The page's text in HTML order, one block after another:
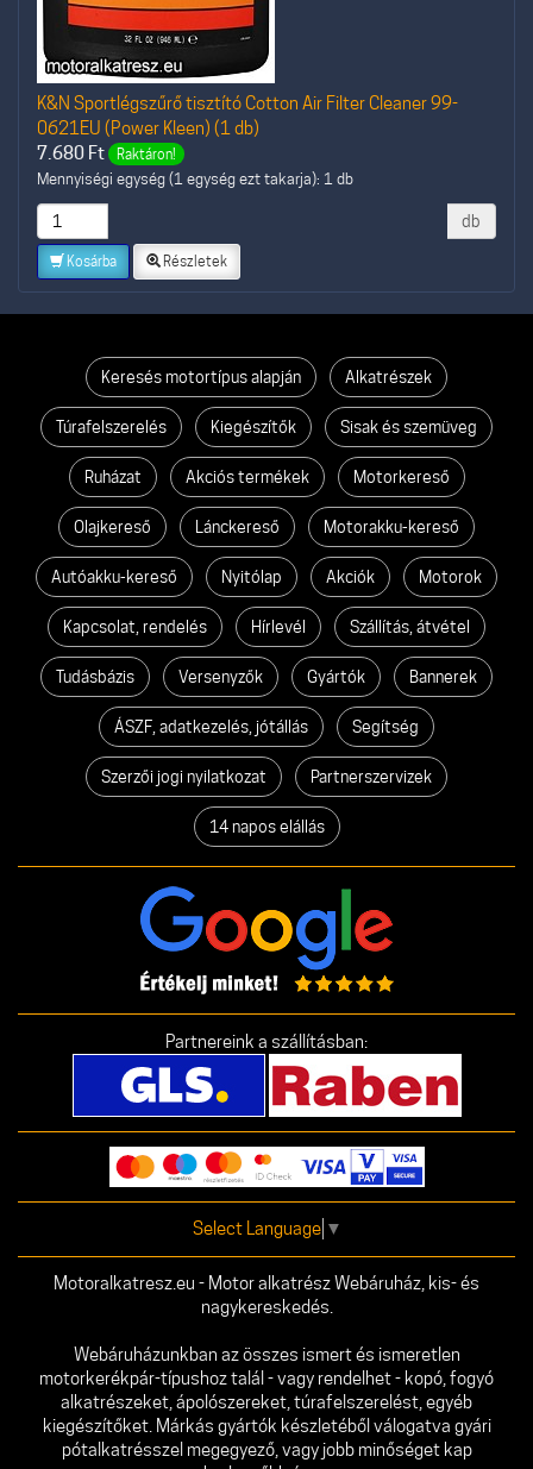
K&N Sportlégszűrő tisztító Cotton Air Filter Cleaner 99-
0621EU (Power Kleen) (1 db)
7.680 Ft Raktáron!
Mennyiségi egység (1 egység ezt takarja): 1 db
db
Kosárba Részletek
Keresés motortípus alapján Alkatrészek
Túrafelszerelés Kiegészítők Sisak és szemüveg
Ruházat Akciós termékek Motorkereső
Olajkereső Lánckereső Motorakku-kereső
Autóakku-kereső Nyitólap Akciók Motorok
Kapcsolat, rendelés Hírlevél Szállítás, átvétel
Tudásbázis Versenyzők Gyártók Bannerek
ÁSZF, adatkezelés, jótállás Segítség
Szerzői jogi nyilatkozat Partnerszervizek
14 napos elállás
Partnereink a szállításban:
Select Language ▼
Motoralkatresz.eu - Motor alkatrész Webáruház, kis- és
nagykereskedés.
Webáruházunkban az összes ismert és ismeretlen
motorkerékpár-típushoz talál - vagy rendelhet - kopó, fogyó
alkatrészeket, ápolószereket, túrafelszerelést, egyéb
kiegészítőket. Márkás gyártók készletéből válogatva gyári
pótalkatrésszel megegyező, vagy jobb minőséget kap